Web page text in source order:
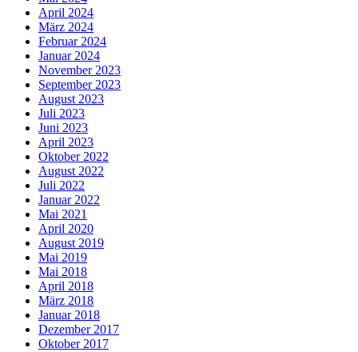
April 2024
März 2024
Februar 2024
Januar 2024
November 2023
September 2023
August 2023
Juli 2023
Juni 2023
April 2023
Oktober 2022
August 2022
Juli 2022
Januar 2022
Mai 2021
April 2020
August 2019
Mai 2019
Mai 2018
April 2018
März 2018
Januar 2018
Dezember 2017
Oktober 2017